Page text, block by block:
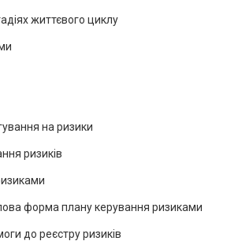
життєвого циклу
на ризики
ризиків
форма плану керування ризиками
до реєстру ризиків